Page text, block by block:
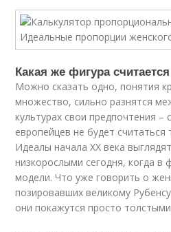
Какая же фигура
Можно сказать одно, понятия
множество, сильно разнятся
культурах свои предпочтения –
европейцев не будет считаться
Идеалы начала XX века
низкорослыми сегодня, когда в
модели. Что уже говорить о
позировавших великому
они покажутся просто